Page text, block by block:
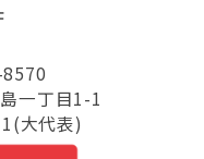
一丁目1-1
大代表)